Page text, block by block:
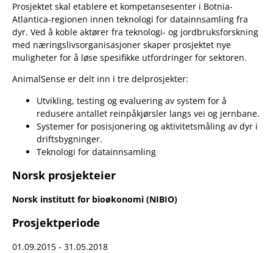
Prosjektet skal etablere et kompetansesenter i Botnia-
Atlantica-regionen innen teknologi for datainnsamling fra
dyr. Ved å koble aktører fra teknologi- og jordbruksforskning
med næringslivsorganisasjoner skaper prosjektet nye
muligheter for å løse spesifikke utfordringer for sektoren.
AnimalSense er delt inn i tre delprosjekter:
Utvikling, testing og evaluering av system for å
redusere antallet reinpåkjørsler langs vei og jernbane.
Systemer for posisjonering og aktivitetsmåling av dyr i
driftsbygninger.
Teknologi for datainnsamling
Norsk prosjekteier
Norsk institutt for bioøkonomi (NIBIO)
Prosjektperiode
01.09.2015 - 31.05.2018